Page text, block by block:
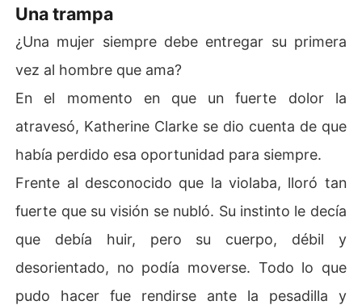
Desesperado por dar sentido a su pasado compartido,
o signifiqué nada para ti?".
Una trampa
¿Una mujer siempre debe entregar su primera
vez al hombre que ama?
En el momento en que un fuerte dolor la
atravesó, Katherine Clarke se dio cuenta de que
había perdido esa oportunidad para siempre.
Frente al desconocido que la violaba, lloró tan
fuerte que su visión se nubló. Su instinto le decía
que debía huir, pero su cuerpo, débil y
desorientado, no podía moverse. Todo lo que
pudo hacer fue rendirse ante la pesadilla y